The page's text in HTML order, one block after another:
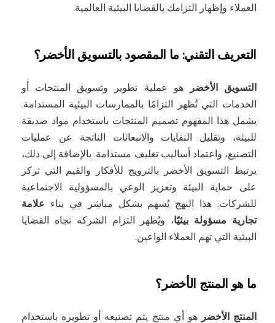
العملاء وإظهار التزامك بالقضايا البيئية العالمية.
التعريف التقني: ما المقصود بالتسويق الأخضر؟
التسويق الأخضر
هو عملية تطوير وتسويق المنتجات أو
الخدمات التي تُظهر التزامًا بالممارسات البيئية المستدامة.
يشمل هذا المفهوم تصميم المنتجات باستخدام مواد صديقة
للبيئة، وتقليل النفايات والانبعاثات الناتجة عن عمليات
التصنيع، واعتماد أساليب تغليف مستدامة. بالإضافة إلى ذلك،
يرتبط التسويق الأخضر بالترويج للأفكار والقيم التي تركز
على حماية البيئة وتعزيز الوعي بالمسؤولية الاجتماعية
للشركات. هذا النهج يُسهم بشكل مباشر في بناء علامة
تجارية مسؤولة بيئيًا، ويُظهر التزام الشركة تجاه القضايا
البيئية التي تهم العملاء الواعين.
ما هو المنتج الأخضر؟
المنتج الأخضر هو أي منتج يتم تصنيعه أو تطويره باستخدام